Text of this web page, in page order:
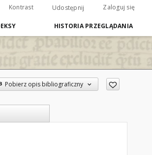
Kontrast Udostępnij Zaloguj się
HISTORIA PRZEGLĄDANIA
Pobierz opis bibliograficzny